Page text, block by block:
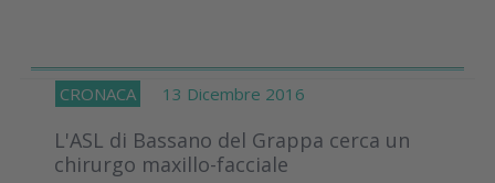
CRONACA 13 Dicembre 2016
L'ASL di Bassano del Grappa cerca un
chirurgo maxillo-facciale